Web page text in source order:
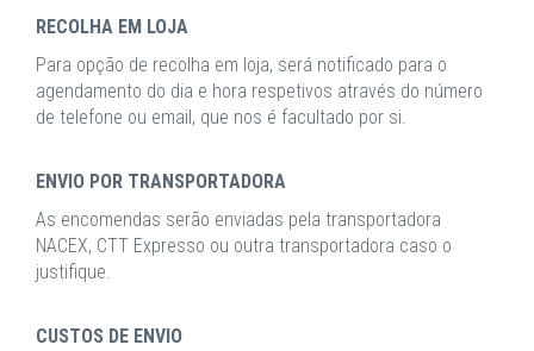
RECOLHA EM LOJA
Para opção de recolha em loja, será notificado para o
agendamento do dia e hora respetivos através do número
de telefone ou email, que nos é facultado por si.
ENVIO POR TRANSPORTADORA
As encomendas serão enviadas pela transportadora
NACEX, CTT Expresso ou outra transportadora caso o
justifique.
CUSTOS DE ENVIO